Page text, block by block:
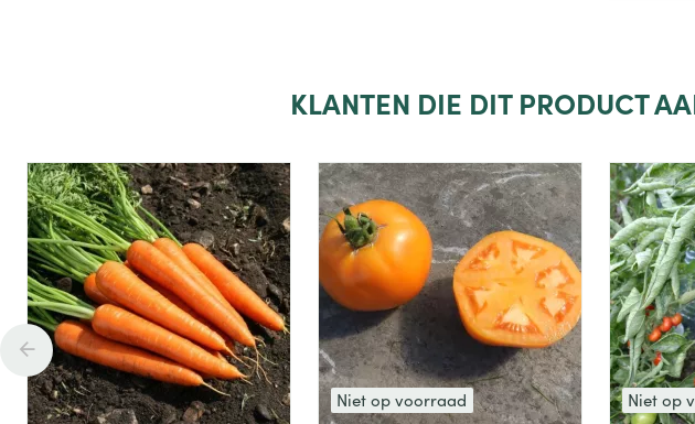
KLANTEN DIE DIT PRODUCT
Niet op voorraad Niet op